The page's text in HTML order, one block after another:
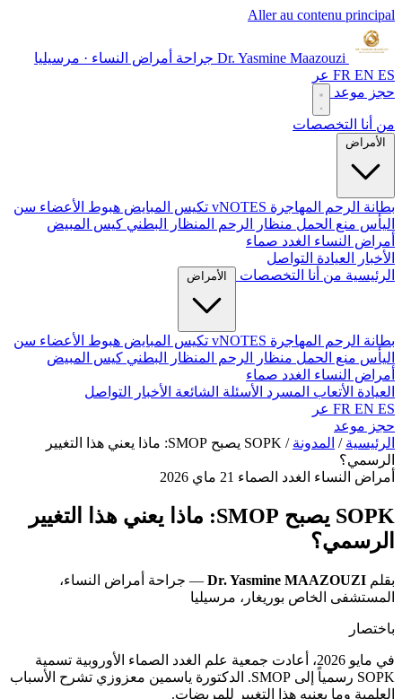
Aller au contenu principal
Dr. Yasmine Maazouzi جراحة أمراض النساء · مرسيليا
FR EN ES
عر
حجز موعد
من أنا التخصصات
الأمراض
بطانة الرحم المهاجرة vNOTES تكيس المبايض هبوط الأعضاء سن
اليأس منع الحمل منظار الرحم المنظار البطني كيس المبيض
أمراض النساء الغدد صماء
الأخبار
العيادة التواصل
الرئيسية من أنا التخصصات الأمراض
بطانة الرحم المهاجرة vNOTES تكيس المبايض هبوط الأعضاء سن
اليأس منع الحمل منظار الرحم المنظار البطني كيس المبيض
أمراض النساء الغدد صماء
العيادة الأتعاب المسرد الأسئلة الشائعة الأخبار
التواصل
FR EN ES
عر
حجز موعد
الرئيسية / المدونة /
SOPK يصبح SMOP: ماذا يعني هذا التغيير
الرسمي؟
أمراض النساء الغدد الصماء 21 ماي 2026
SOPK يصبح SMOP: ماذا يعني هذا التغيير
الرسمي؟
بقلم Dr. Yasmine MAAZOUZI — جراحة أمراض النساء،
المستشفى الخاص بوريغار، مرسيليا
باختصار
في مايو 2026، أعادت جمعية علم الغدد الصماء الأوروبية تسمية
SOPK رسمياً إلى SMOP. الدكتورة ياسمين معزوزي تشرح الأسباب
العلمية وما يعنيه هذا التغيير للمريضات.